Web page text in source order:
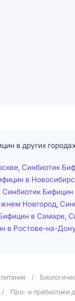
в других городах
Синбиотик
в
Синбиотик Бифицин
Новгород
в Самаре
в Ростове-на-Дону
/
/ Про- и пребиотики